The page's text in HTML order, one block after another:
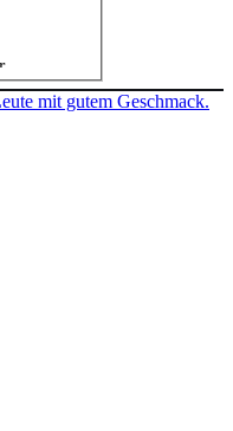
mit gutem Geschmack.